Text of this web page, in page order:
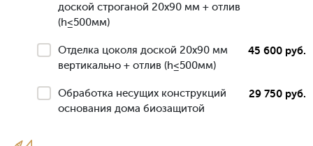
доской строганой 20х90 мм + отлив
(h≤500мм)
Отделка цоколя доской 20х90 мм
вертикально + отлив (h≤500мм)
45 600 руб.
Обработка несущих конструкций
основания дома биозащитой
29 750 руб.